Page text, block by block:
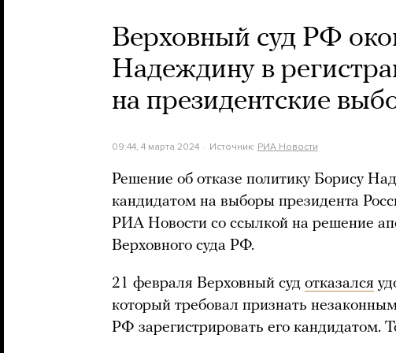
Верховный суд РФ
Надеждину в
на президентские
09:44, 4 марта 2024 Источник: РИА Новости
Решение об отказе политику Борису
кандидатом на выборы президента
РИА Новости со ссылкой на решение
Верховного суда РФ.
21 февраля Верховный суд отказался
который требовал признать
РФ зарегистрировать его кандидатом.